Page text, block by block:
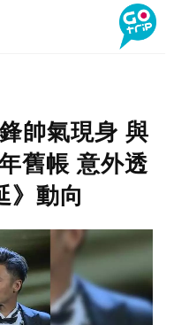
帥氣現身 與
舊帳 意外透
》動向